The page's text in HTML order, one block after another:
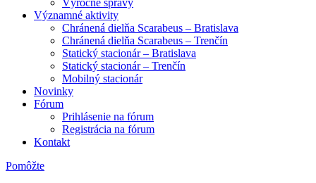
Výročné správy
Významné aktivity
Chránená dielňa Scarabeus – Bratislava
Chránená dielňa Scarabeus – Trenčín
Statický stacionár – Bratislava
Statický stacionár – Trenčín
Mobilný stacionár
Novinky
Fórum
Prihlásenie na fórum
Registrácia na fórum
Kontakt
Pomôžte